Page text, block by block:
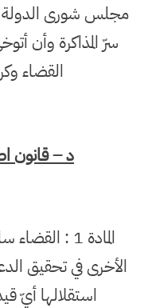
مجلس شورى الدولة
سرّ المذاكرة وأن
القضاء
د – قانون
المادة 1 :
الأخرى في تحقيق
استقلالها أيّ